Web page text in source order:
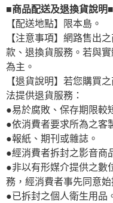
■商品配送及退換貨說明■
【配送地點】限本島。
【注意事項】網路售出
款、退換貨服務。若與
為主。
【退貨說明】若您購買
法提供退貨服務：
●易於腐敗、保存期限較
●依消費者要求所為之客
●報紙、期刊或雜誌。
●經消費者拆封之影音商
●非以有形媒介提供之數
務，經消費者事先同意始
●已拆封之個人衛生用品